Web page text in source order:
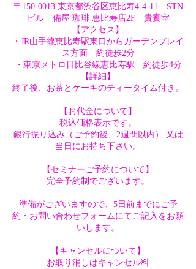
〒150-0013 東京都渋谷区恵比寿4-4-11 STN
ビル 備屋 珈琲 恵比寿店2F 貴賓室
【アクセス】
・JR山手線恵比寿駅東口からガーデンプレイ
ス方面 約徒歩2分
・東京メトロ日比谷線恵比寿駅 約徒歩4分
【詳細】
終了後、お茶とケーキのティータイム付き。
【お代金について】
税込価格表示です。
銀行振り込み（ご予約後、2週間以内） 又は
当日にお持ち下さい。
【セミナーご予約について】
完全予約制でございます。
準備がございますので、5日前までにご予
約・お問い合わせフォームにてご記入をお願
いします。
【キャンセルについて】
お取り消しはキャンセル料